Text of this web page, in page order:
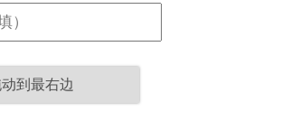
到最右边